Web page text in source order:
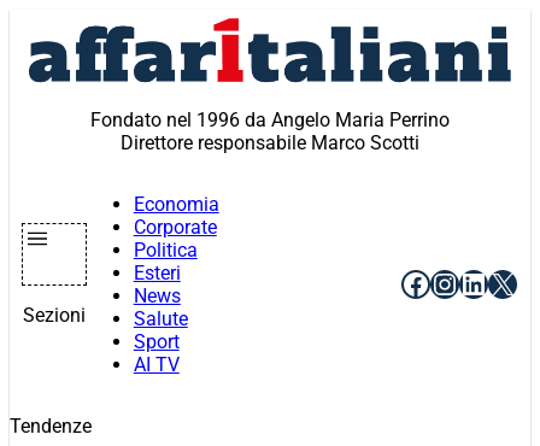
contenuto
Fondato nel 1996 da Angelo Maria Perrino
Direttore responsabile Marco Scotti
Sezioni
Economia
Corporate
Politica
Esteri
News
Salute
Sport
AI TV
Facebook
X
Tendenze